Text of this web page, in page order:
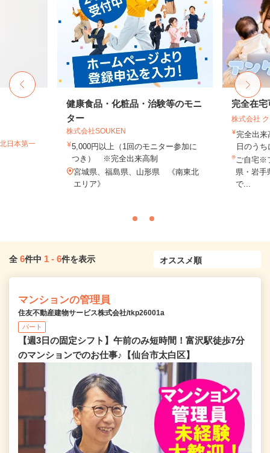
日本第一
健康食品・化粧品・治験等のモニ
ター
株式会社SOUKEN
5,000円以上（1回のモニター参加に
つき） ※完全出来高制
宮城県、福島県、山形県 《南東北
エリア》
完全在
株式会社
完全出
日のう
ご自宅※
県・岩手
で...
全 6件中 1 - 6件を表示
マンションの管理員
住友不動産建物サービス株式会社/tkp26001a
パート
【週3日の固定シフト】午前のみ短時間！富沢駅徒歩7分
のマンションでのお仕事♪【仙台市太白区】